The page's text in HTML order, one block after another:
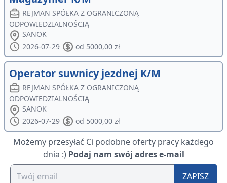
REJMAN SPÓŁKA Z OGRANICZONĄ
ODPOWIEDZIALNOŚCIĄ
SANOK
2026-07-29
od 5000,00 zł
Operator suwnicy jezdnej K/M
REJMAN SPÓŁKA Z OGRANICZONĄ
ODPOWIEDZIALNOŚCIĄ
SANOK
2026-07-29
od 5000,00 zł
Możemy przesyłać Ci podobne oferty pracy każdego
dnia :) Podaj nam swój adres e-mail
ZAPISZ